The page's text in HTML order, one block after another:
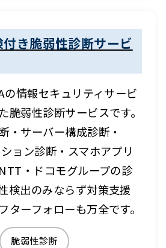
き脆弱性診断サービ
情報セキュリティサービ
脆弱性診断サービスです。
・サーバー構成診断・
ョン診断・スマホアプリ
・ドコモグループの診
検出のみならず対策支援
ターフォローも万全です。
脆弱性診断